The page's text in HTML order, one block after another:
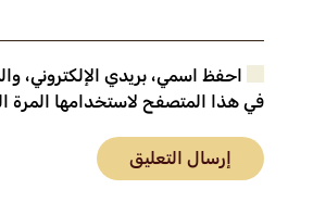
احفظ اسمي، بريدي الإلكتروني،
في هذا المتصفح لاستخدامها المرة
إرسال التعليق